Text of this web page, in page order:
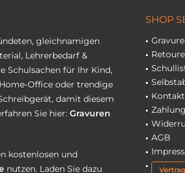
gleichnamigen
Lehrerbedarf &
Schulsachen für Ihr Kind,
Office oder trendige
damit diesem
Sie hier: Gravuren
kostenlosen und
nutzen. Laden Sie dazu
SHOP
Retoure
Kontakt
AGB